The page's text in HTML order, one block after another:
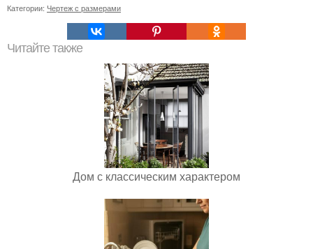
Категории: Чертеж с размерами
Читайте также
Дом с классическим характером